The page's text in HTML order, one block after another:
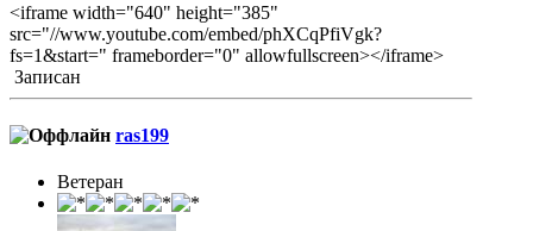
<iframe width="640" height="385"
src="//www.youtube.com/embed/phXCqPfiVgk?
fs=1&start=" frameborder="0" allowfullscreen></iframe>
Записан
ras199
Ветеран